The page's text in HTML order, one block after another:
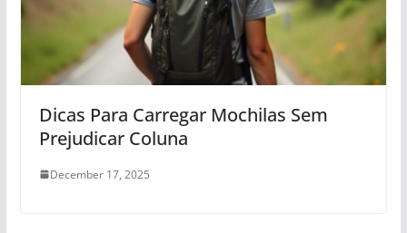
Dicas Para Carregar Mochilas Sem
Prejudicar Coluna
December 17, 2025